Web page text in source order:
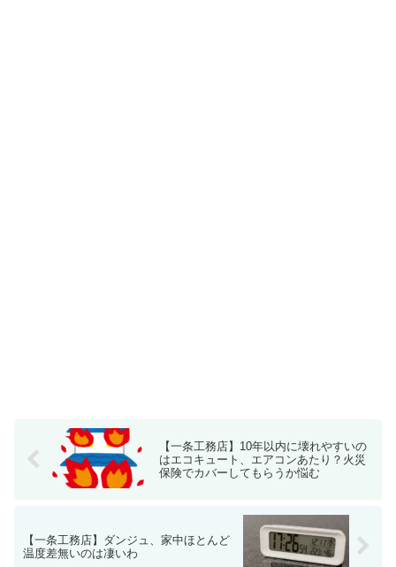
【一条工務店】10年以内に壊れやすいの
はエコキュート、エアコンあたり？火災
保険でカバーしてもらうか悩む
【一条工務店】ダンジュ、家中ほとんど
温度差無いのは凄いわ